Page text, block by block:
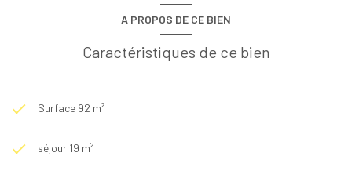
A PROPOS DE CE BIEN
Caractéristiques de ce bien
Surface 92 m²
séjour 19 m²